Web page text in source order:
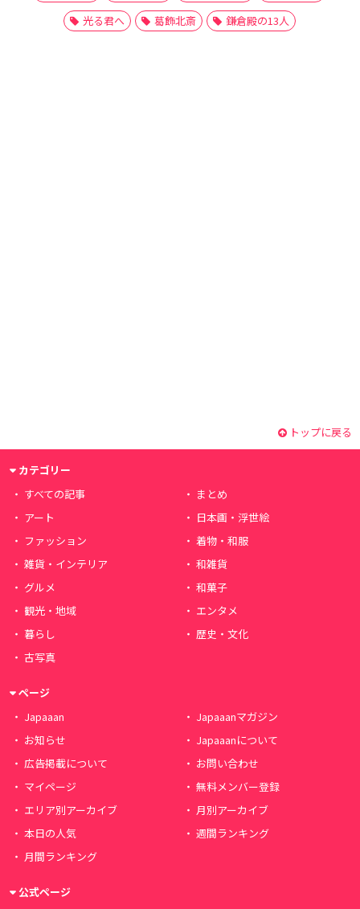
光る君へ
葛飾北斎 鎌倉殿の13人
トップに戻る
カテゴリー
すべての記事
まとめ
アート
日本画・浮世絵
ファッション
着物・和服
雑貨・インテリア
和雑貨
グルメ
和菓子
観光・地域
エンタメ
暮らし
歴史・文化
古写真
ページ
Japaaan
Japaaanマガジン
お知らせ
Japaaanについて
広告掲載について
お問い合わせ
マイページ
無料メンバー登録
エリア別アーカイブ
月別アーカイブ
本日の人気
週間ランキング
月間ランキング
公式ページ